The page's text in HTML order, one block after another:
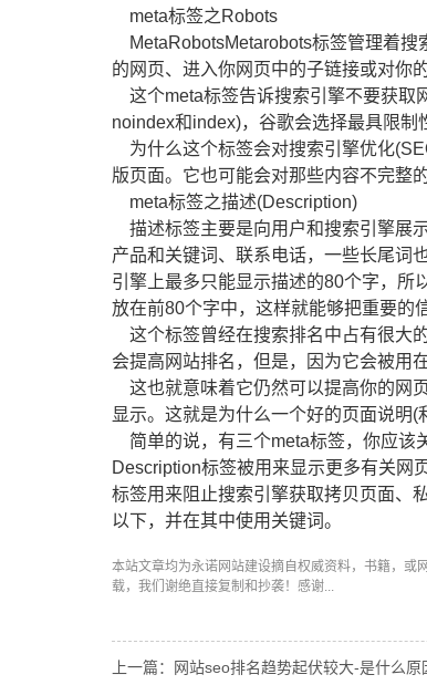
meta标签之Robots
MetaRobotsMetarobots标签管理着搜
的网页、进入你网页中的子链接或对你
这个meta标签告诉搜索引擎不要获取
noindex和index)，谷歌会选择最具限制
为什么这个标签会对搜索引擎优化
版页面。它也可能会对那些内容不完整
meta标签之描述(Description)
描述标签主要是向用户和搜索引擎展
产品和关键词、联系电话，一些长尾词
引擎上最多只能显示描述的80个字，所
放在前80个字中，这样就能够把重要的
这个标签曾经在搜索排名中占有很大
会提高网站排名，但是，因为它会被用
这也就意味着它仍然可以提高你的网
显示。这就是为什么一个好的页面说明(
简单的说，有三个meta标签，你应该
Description标签被用来显示更多有关网
标签用来阻止搜索引擎获取拷贝页面、
以下，并在其中使用关键词。
本站文章均为永诺网站建设摘自权威资料，书籍，或
载，我们谢绝直接复制和抄袭！感谢...
上一篇：网站seo排名趋势起伏较大-是什么原